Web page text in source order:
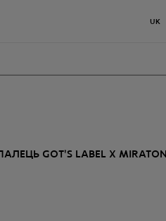
UK
GOT'S LABEL X MIRATON